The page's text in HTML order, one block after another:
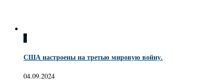
0
США настроены на третью мировую войну.
04.09.2024